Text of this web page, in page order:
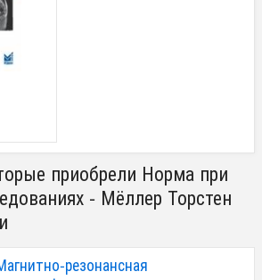
приобрели Норма при
- Мёллер Торстен
резонансная